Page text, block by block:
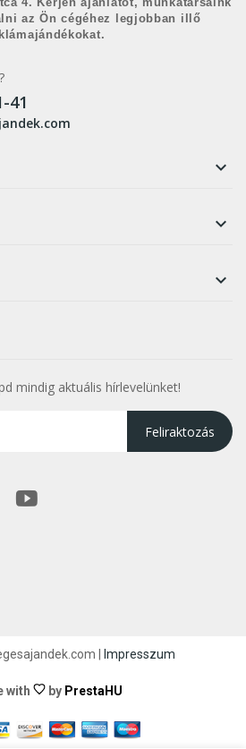
az Ön cégéhez legjobban illő
41



mindig aktuális hírlevelünket!
Feliraktozás
| Impresszum
with by PrestaHU